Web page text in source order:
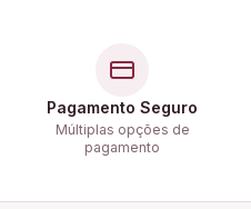
Pagamento Seguro
Múltiplas opções de
pagamento